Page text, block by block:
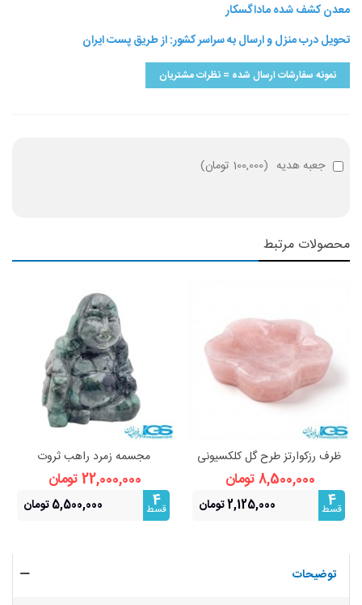
معدن کشف شده ماداگسکار
تحویل درب منزل و ارسال به سراسر کشور: از طریق پست ایران
نمونه سفارشات ارسال شده = نظرات مشتریان
جعبه هدیه (100,000 تومان )
محصولات مرتبط
ظرف رزکوارتز طرح گل کلکسیونی
8,500,000 تومان
4
قسط 2,125,000 تومان
مجسمه زمرد راهب ثروت
22,000,000 تومان
4
قسط 5,500,000 تومان
توضیحات